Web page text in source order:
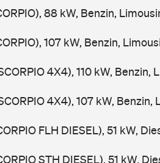
88 kW, Benzin,
107 kW, Benzin,
4X4), 110 kW, Benzin,
4X4), 107 kW, Benzin,
FLH DIESEL), 51 kW,
STH DIESEL), 51 kW,